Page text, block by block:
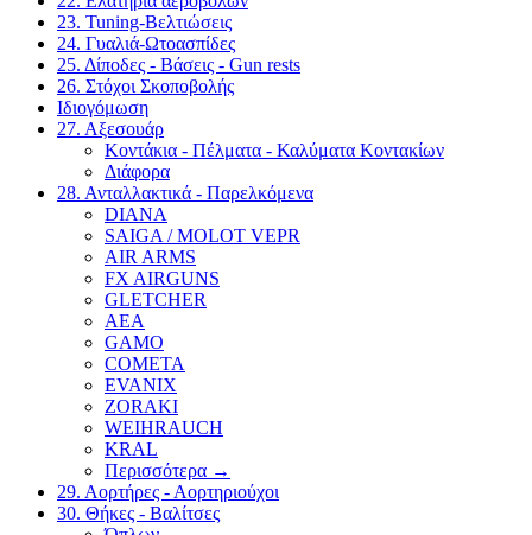
23. Tuning-Βελτιώσεις
24. Γυαλιά-Ωτοασπίδες
25. Δίποδες - Βάσεις - Gun rests
26. Στόχοι Σκοποβολής
Ιδιογόμωση
27. Αξεσουάρ
Κοντάκια - Πέλματα - Καλύματα Κοντακίων
Διάφορα
28. Ανταλλακτικά - Παρελκόμενα
DIANA
SAIGA / MOLOT VEPR
AIR ARMS
FX AIRGUNS
GLETCHER
AEA
GAMO
COMETA
EVANIX
ZORAKI
WEIHRAUCH
KRAL
Περισσότερα →
29. Αορτήρες - Αορτηριούχοι
30. Θήκες - Βαλίτσες